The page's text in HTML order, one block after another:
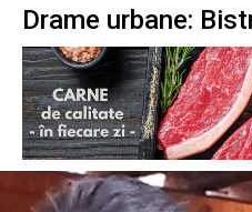
Drame urbane: